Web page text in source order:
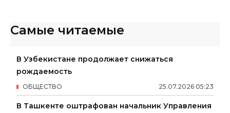
Самые читаемые
В Узбекистане продолжает снижаться
рождаемость
25.07.2026 05:23
ОБЩЕСТВО
В Ташкенте оштрафован начальник Управления